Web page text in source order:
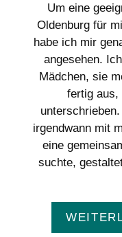
Um eine
Oldenburg für
habe ich mir
angesehen.
Mädchen, sie
fertig aus,
irgendwann mit
eine
suchte,